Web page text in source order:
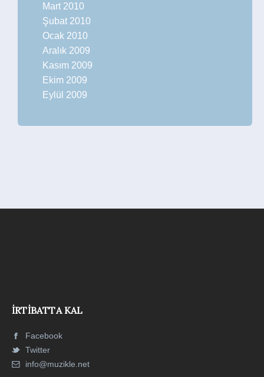
Mart 2010
Şubat 2010
Ocak 2010
Aralık 2009
Kasım 2009
Ekim 2009
Eylül 2009
İRTIBATTA KAL
Facebook
Twitter
info@muzikle.net